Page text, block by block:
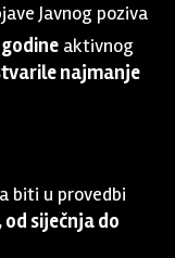
Javnog poziva
aktivnog
najmanje
biti u provedbi
siječnja do